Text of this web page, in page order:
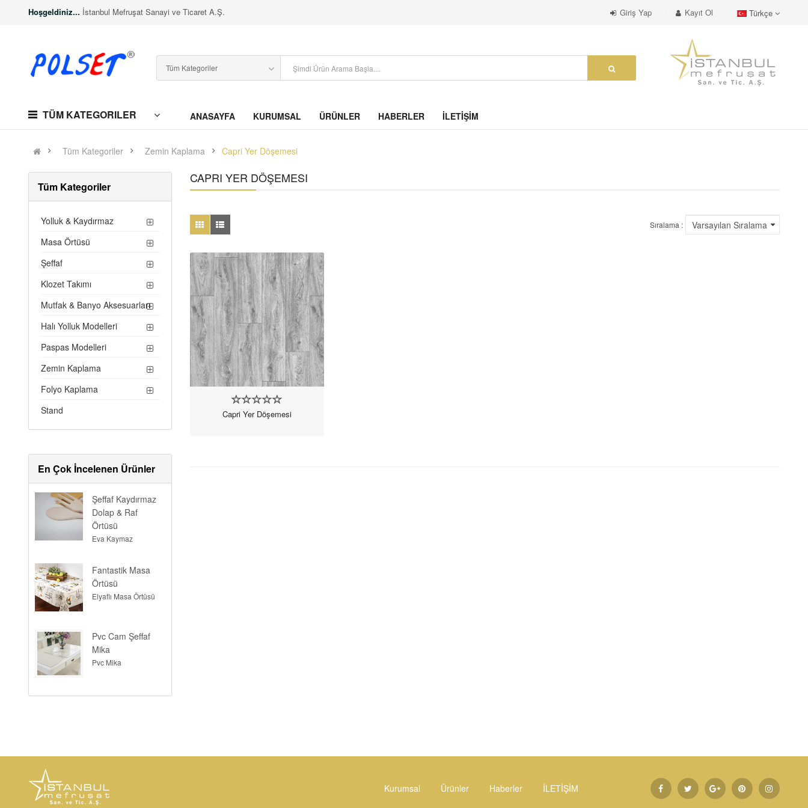
Hoşgeldiniz... İstanbul Mefruşat Sanayi ve Ticaret A.Ş. Giriş Yap Kayıt Ol Türkçe
TÜM KATEGORILER ANASAYFA KURUMSAL ÜRÜNLER HABERLER İLETİŞİM
Tüm Kategoriler Zemin Kaplama Capri Yer Döşemesi
Tüm Kategoriler
Yolluk & Kaydırmaz
Masa Örtüsü
Şeffaf
Klozet Takımı
Mutfak & Banyo Aksesuarları
Halı Yolluk Modelleri
Paspas Modelleri
Zemin Kaplama
Folyo Kaplama
Stand
En Çok İncelenen Ürünler
Şeffaf Kaydırmaz
Dolap & Raf
Örtüsü
Eva Kaymaz
Fantastik Masa
Örtüsü
Elyaflı Masa Örtüsü
Pvc Cam Şeffaf
Mika
Pvc Mika
CAPRI YER DÖŞEMESI
Sıralama :
Capri Yer Döşemesi
Kurumsal Ürünler Haberler İLETİŞİM